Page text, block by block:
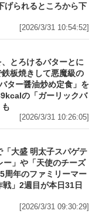
げられるところから下
[2026/3/31 10:54:52]
とろけるバターとに
板焼きして悪魔級の
ター醤油炒め定食」を
の「ガーリックバ
[2026/3/31 10:26:05]
大盛 明太子スパゲテ
」や「天使のチーズ
周年のファミリーマー
戦」2週目が本日31日
[2026/3/31 09:30:29]